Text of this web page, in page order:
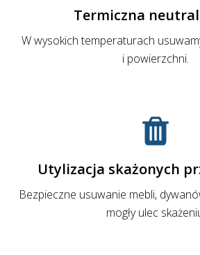
Termiczna
W wysokich temperaturach
i powierzchni.
Utylizacja skażonych
Bezpieczne usuwanie mebli,
mogły ulec